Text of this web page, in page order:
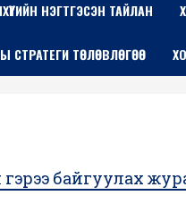
НЭГТГЭСЭН ТАЙЛАН
СТРАТЕГИ ТӨЛӨВЛӨГӨӨ
гэрээ байгуулах